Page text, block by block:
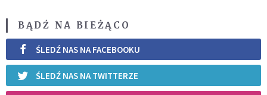
BĄDŹ NA BIEŻĄCO
ŚLEDŹ NAS NA FACEBOOKU
ŚLEDŹ NAS NA TWITTERZE